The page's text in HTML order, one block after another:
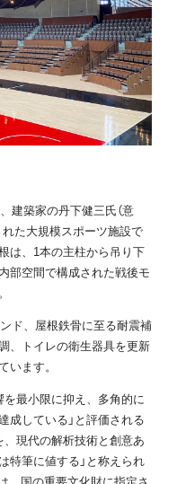
建築家の丹下健三氏（意
れた大規模スポーツ施設で
は、1本の主柱から吊り下
部空間で構成された戦後モ
ド、屋根鉄骨に至る耐震補
、トイレの衛生器具を更新
ます。
を最小限に抑え、多角的に
成している」と評価される
、現代の解析技術と創意あ
特筆に値する」と称えられ